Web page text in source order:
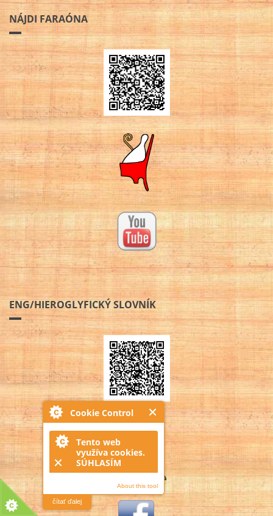
Cookie Control
Tento web
využíva cookies.
SÚHLASÍM
About this tool
čítať ďalej
NÁJDI FARAÓNA
ENG/HIEROGLYFICKÝ SLOVNÍK